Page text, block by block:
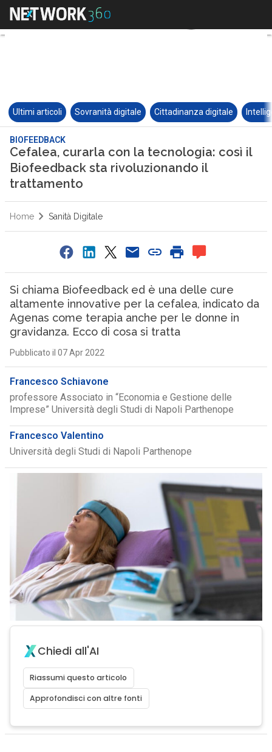
Ultimi articoli Sovranità digitale Cittadinanza digitale
BIOFEEDBACK
Cefalea, curarla con la tecnologia: così il
Biofeedback sta rivoluzionando il
trattamento
Home Sanità Digitale
Si chiama Biofeedback ed è una delle cure
altamente innovative per la cefalea, indicato da
Agenas come terapia anche per le donne in
gravidanza. Ecco di cosa si tratta
Pubblicato il 07 Apr 2022
Francesco Schiavone
professore Associato in “Economia e Gestione delle
Imprese” Università degli Studi di Napoli Parthenope
Francesco Valentino
Università degli Studi di Napoli Parthenope
Chiedi all'AI
Riassumi questo articolo
Approfondisci con altre fonti